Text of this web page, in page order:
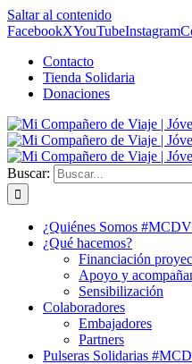
Saltar al contenido
FacebookXYouTubeInstagram
Contacto
Tienda Solidaria
Donaciones
Buscar:
¿Quiénes Somos
¿Qué hacemos?
Financiación
Apoyo y
Sensibilización
Colaboradores
Embajadores
Partners
Pulseras Solidarias